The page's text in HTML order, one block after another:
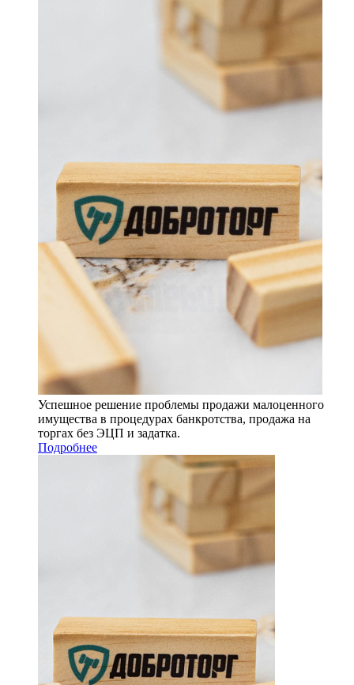
Успешное решение проблемы продажи малоценного
имущества в процедурах банкротства, продажа на
торгах без ЭЦП и задатка.
Подробнее